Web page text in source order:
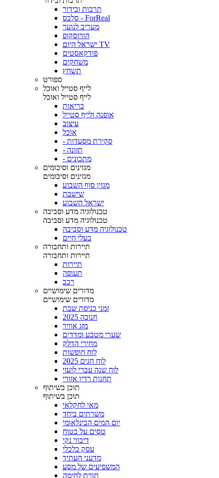
תרבות ובידור
סלבס - ForReal
מעריב לנוער
הורוסקופ
ישראל היום TV
פודקאסטים
משחקים
תשחץ
ספורט
לייף סטייל ואוכל
לייף סטייל ואוכל
בריאות
אופנה ולייף סטייל
עיצוב
אוכל
- סקירת מסעדות
- תזונה
- מתכונים
מגזינים וסיכומים
מגזינים וסיכומים
מגזין סוף השבוע
שישבת
ישראל השבוע
טכנולוגיה מדע וסביבה
טכנולוגיה מדע וסביבה
טכנולוגיה מדע וסביבה
בעלי חיים
תיירות ותחבורה
תיירות ותחבורה
תיירות
תעופה
רכב
מדורים שימושיים
מדורים שימושיים
זמני כניסת שבת
חנוכה 2025
מזג אוויר
שערי מטבע ומדדים
מחירי הדלק
לוח חופשות
לוח חגים 2025
לוח שנה עברי לועזי
תחנות רדיו אזורי
תוכן בשיתוף
תוכן בשיתוף
מאי לחקלאי
משרתים ביחד
יום המים הבינלאומי
טסים על בטוח
דיבור נקי
עסק כלכלי
מדעני העתיד
המשפיעים של מסע
תורת לחימה